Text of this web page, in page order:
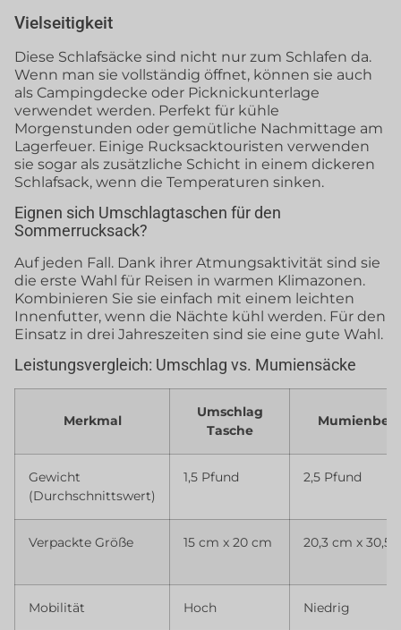
Vielseitigkeit
Diese Schlafsäcke sind nicht nur zum Schlafen da.
Wenn man sie vollständig öffnet, können sie auch
als Campingdecke oder Picknickunterlage
verwendet werden. Perfekt für kühle
Morgenstunden oder gemütliche Nachmittage am
Lagerfeuer. Einige Rucksacktouristen verwenden
sie sogar als zusätzliche Schicht in einem dickeren
Schlafsack, wenn die Temperaturen sinken.
Eignen sich Umschlagtaschen für den
Sommerrucksack?
Auf jeden Fall. Dank ihrer Atmungsaktivität sind sie
die erste Wahl für Reisen in warmen Klimazonen.
Kombinieren Sie sie einfach mit einem leichten
Innenfutter, wenn die Nächte kühl werden. Für den
Einsatz in drei Jahreszeiten sind sie eine gute Wahl.
Leistungsvergleich: Umschlag vs. Mumiensäcke
Merkmal
Umschlag
Tasche
Gewicht
(Durchschnittswert)
1,5 Pfund 2,5 Pfund
Verpackte Größe 15 cm x 20 cm 20,3 cm x 30,5
Mobilität Hoch Niedrig